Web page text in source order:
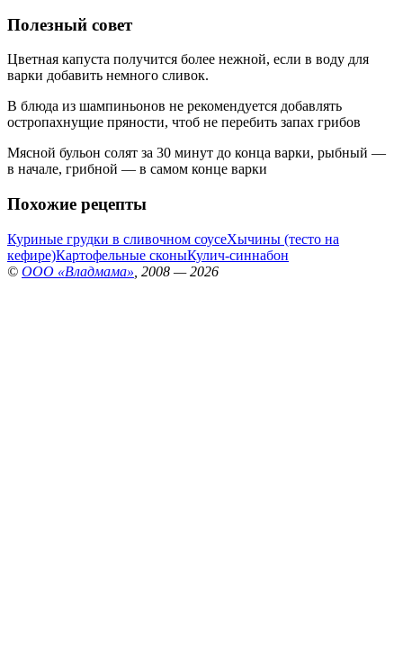
Полезный совет
Цветная капуста получится более нежной, если в воду для
варки добавить немного сливок.
В блюда из шампиньонов не рекомендуется добавлять
остропахнущие пряности, чтоб не перебить запах грибов
Мясной бульон солят за 30 минут до конца варки, рыбный —
в начале, грибной — в самом конце варки
Похожие рецепты
Куриные грудки в сливочном соусеХычины (тесто на
кефире)Картофельные сконыКулич-синнабон
© ООО «Владмама» , 2008 — 2026